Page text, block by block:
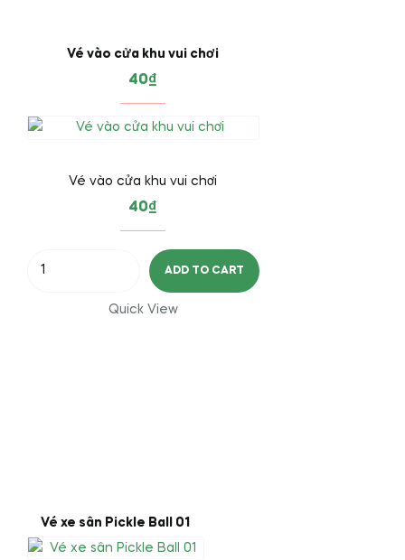
Vé vào cửa khu vui chơi
40₫
Vé vào cửa khu vui chơi
40₫
ADD TO CART
Quick View
Vé xe sân Pickle Ball 01